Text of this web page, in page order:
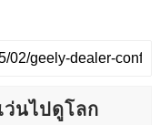
นไปดูโลก